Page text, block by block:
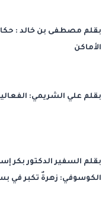
بقلم مصطفى بن خالد :
الأماكن
بقلم علي الشريمي:
بقلم السفير الدكتور بكر
الكوسوفي: زهرةٌ تكبر في